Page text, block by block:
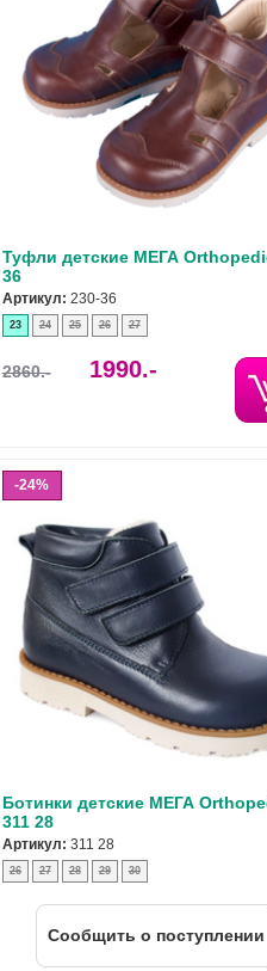
Туфли детские МЕГА
36
Артикул: 230-36
23 24 25 26 27
2860.- 1990.-
24%
Ботинки детские МЕГА
311 28
Артикул: 311 28
26 27 28 29 30
Cообщить о поступлении